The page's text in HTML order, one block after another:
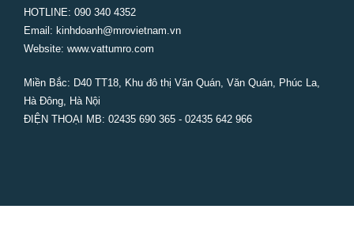
HOTLINE: 090 340 4352
Email: kinhdoanh@mrovietnam.vn
Website: www.vattumro.com
Miền Bắc: D40 TT18, Khu đô thị Văn Quán, Văn Quán, Phúc La,
Hà Đông, Hà Nội
ĐIỆN THOẠI MB: 02435 690 365 - 02435 642 966